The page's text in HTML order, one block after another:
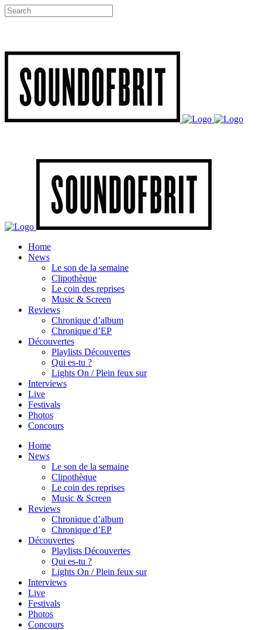
Home
News
Le son de la semaine
Clipothèque
Le coin des reprises
Music & Screen
Reviews
Chronique d’album
Chronique d’EP
Découvertes
Playlists Découvertes
Qui es-tu ?
Lights On / Plein feux sur
Interviews
Live
Festivals
Photos
Concours
Home
News
Le son de la semaine
Clipothèque
Le coin des reprises
Music & Screen
Reviews
Chronique d’album
Chronique d’EP
Découvertes
Playlists Découvertes
Qui es-tu ?
Lights On / Plein feux sur
Interviews
Live
Festivals
Photos
Concours